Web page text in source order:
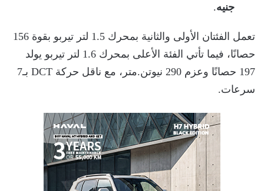
جنيه.
تعمل الفئتان الأولى والثانية بمحرك 1.5 لتر تيربو بقوة 156
حصانًا، فيما تأتي الفئة الأعلى بمحرك 1.6 لتر تيربو يولد
197 حصانًا وعزم 290 نيوتن.متر، مع ناقل حركة DCT بـ7
سرعات.